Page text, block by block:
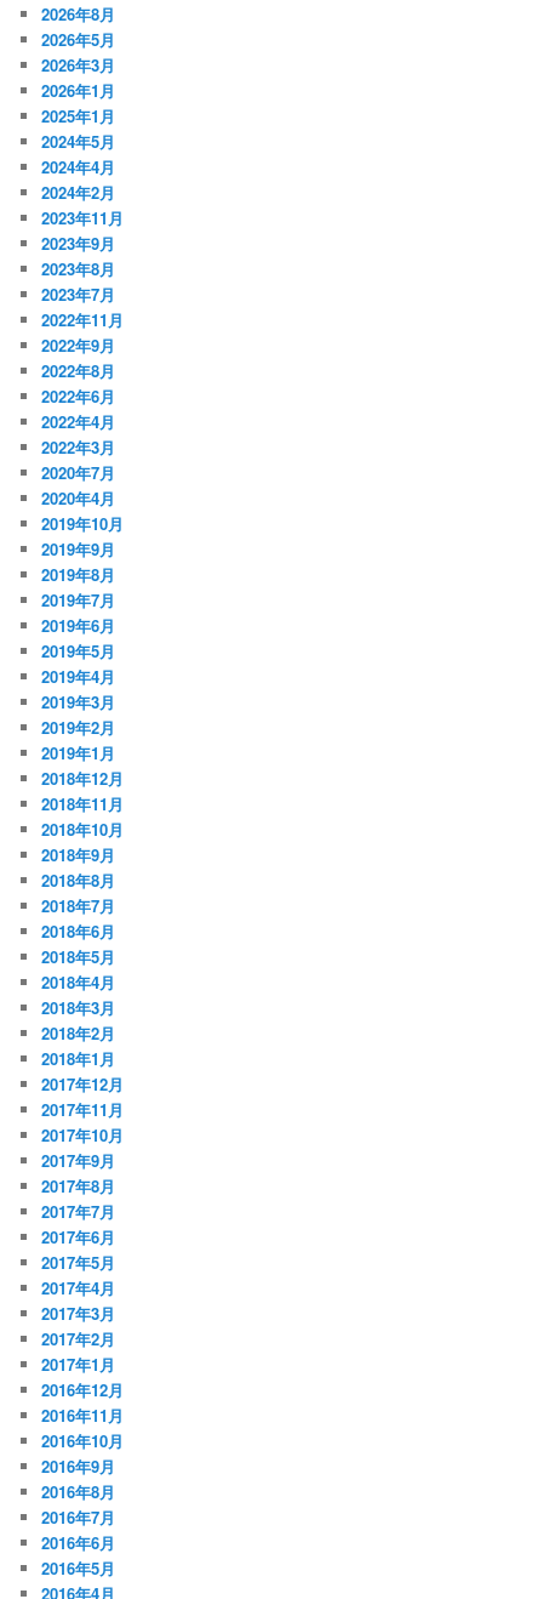
2026年8月
2026年5月
2026年3月
2026年1月
2025年1月
2024年5月
2024年4月
2024年2月
2023年11月
2023年9月
2023年8月
2023年7月
2022年11月
2022年9月
2022年8月
2022年6月
2022年4月
2022年3月
2020年7月
2020年4月
2019年10月
2019年9月
2019年8月
2019年7月
2019年6月
2019年5月
2019年4月
2019年3月
2019年2月
2019年1月
2018年12月
2018年11月
2018年10月
2018年9月
2018年8月
2018年7月
2018年6月
2018年5月
2018年4月
2018年3月
2018年2月
2018年1月
2017年12月
2017年11月
2017年10月
2017年9月
2017年8月
2017年7月
2017年6月
2017年5月
2017年4月
2017年3月
2017年2月
2017年1月
2016年12月
2016年11月
2016年10月
2016年9月
2016年8月
2016年7月
2016年6月
2016年5月
2016年4月